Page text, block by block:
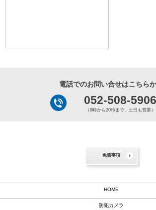
電話でのお問い合せはこちら
052-508-5906
（9時から20時まで、土日も営業）
免責事項
HOME
防犯カメラ